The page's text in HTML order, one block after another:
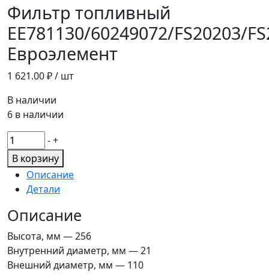
Фильтр топливный
ЕЕ781130/60249072/FS20203/
Евроэлемент
1 621.00₽ / шт
В наличии
6 в наличии
Количество
товара
Фильтр
топливный
ЕЕ781130/60249072/FS20203/FS20202
Евроэлемент
-+
В корзину
Описание
Детали
Описание
Высота, мм — 256
Внутренний диаметр, мм — 21
Внешний диаметр, мм — 110